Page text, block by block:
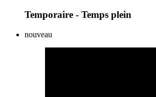
Temporaire - Temps plein
nouveau